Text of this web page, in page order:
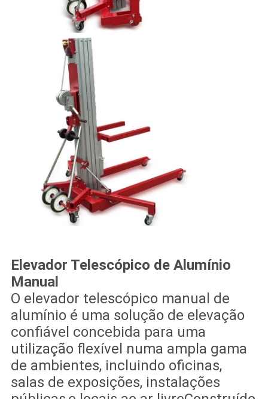
Elevador Telescópico de Alumínio
Manual
O elevador telescópico manual de
alumínio é uma solução de elevação
confiável concebida para uma
utilização flexível numa ampla gama
de ambientes, incluindo oficinas,
salas de exposições, instalações